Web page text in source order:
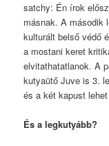
satchy: Én írok
másnak. A második
kulturált belső védő
a mostani keret
elvitathatatlanok. A
kutyaütő Juve is 3.
és a két kapust
És a legkutyább?